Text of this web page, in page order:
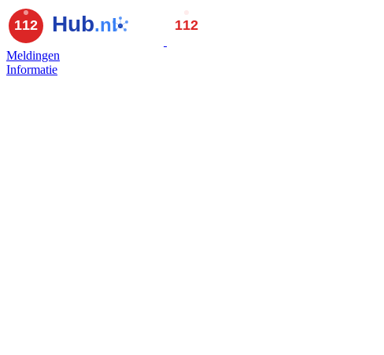
Meldingen
Informatie